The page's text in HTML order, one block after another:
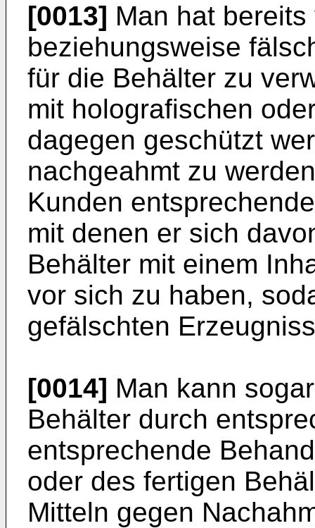
[0013] Man hat
beziehungsweise
für die Behälter zu
mit holografischen
dagegen geschützt
nachgeahmt zu
Kunden
mit denen er sich
Behälter mit einem
vor sich zu haben,
gefälschten
[0014] Man kann
Behälter durch
entsprechende
oder des fertigen
Mitteln gegen